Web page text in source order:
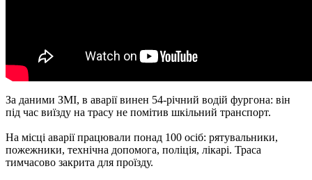
За даними ЗМІ, в аварії винен 54-річний водій фургона: він
під час виїзду на трасу не помітив шкільний транспорт.
На місці аварії працювали понад 100 осіб: рятувальники,
пожежники, технічна допомога, поліція, лікарі. Траса
тимчасово закрита для проїзду.